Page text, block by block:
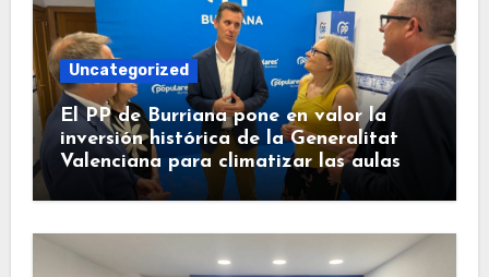
Uncategorized
El PP de Burriana pone en valor la
inversión histórica de la Generalitat
Valenciana para climatizar las aulas